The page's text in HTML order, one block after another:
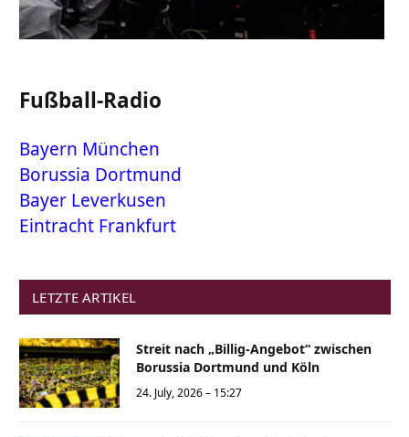
Fußball-Radio
Bayern München
Borussia Dortmund
Bayer Leverkusen
Eintracht Frankfurt
LETZTE ARTIKEL
Streit nach „Billig-Angebot“ zwischen
Borussia Dortmund und Köln
24. July, 2026 – 15:27